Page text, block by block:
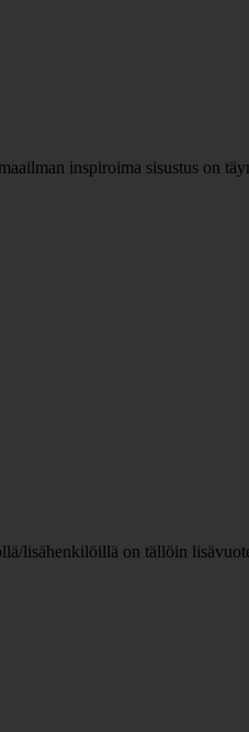
inspiroima sisustus on
lisähenkilöillä on tällöin